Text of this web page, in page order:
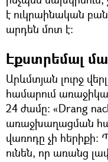
է ուկրաինական
արդեն մոտ է։
Էքստրեմալ
Արևմտյան լուրջ
համարում
24 ժամը։ «Drang
առաջխաղացման
վառոդը չի հերիքի:
ունեն, որ առանց